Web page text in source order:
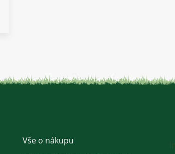
Vše o nákupu